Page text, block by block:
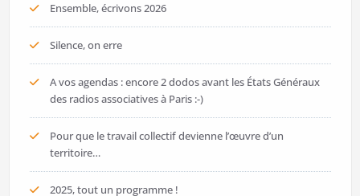
Ensemble, écrivons 2026
Silence, on erre
A vos agendas : encore 2 dodos avant les États Généraux
des radios associatives à Paris :-)
Pour que le travail collectif devienne l’œuvre d’un
territoire…
2025, tout un programme !